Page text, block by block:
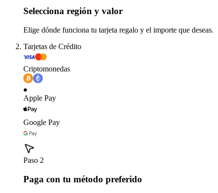
Selecciona región y valor
Elige dónde funciona tu tarjeta regalo y el importe que deseas.
Tarjetas de Crédito
Criptomonedas
Apple Pay
Google Pay
Paso 2
Paga con tu método preferido